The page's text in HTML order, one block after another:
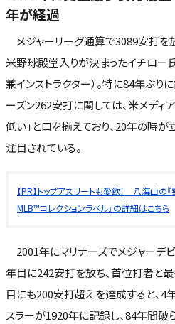
年が経過
メジャーリーグ通算で3089安打を
米野球殿堂入りが決まったイチロー
兼インストラクター）。特に84年ぶ
ーズン262安打に関しては、米メディ
低い」と口を揃えており、20年の時
注目されている。
【PR】トップアスリートも愛飲！ 八海山の
MLB™コレクションラベル』の詳細はこちら
2001年にマリナーズでメジャーデ
年目に242安打を放ち、首位打者と
目にも200安打超えを達成すると、4
スラーが1920年に記録し、84年間